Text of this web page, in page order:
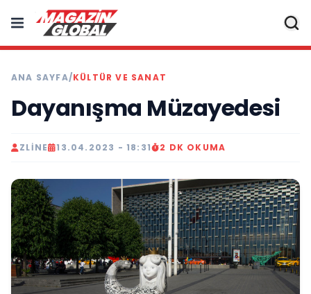
ANA SAYFA/KÜLTÜR VE SANAT
Dayanışma Müzayedesi
ZLINE 13.04.2023 - 18:31 2 DK OKUMA